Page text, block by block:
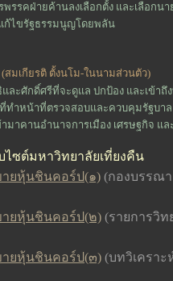
รรคฝ่ายค้านลงเลือกตั้ง และเลือกน
ก้ไขรัฐธรรมนูญโดยพลัน
(สมเกียรติ ตั้งนโม-ในนามส่วนตัว)
ะศักดิ์ศรีที่จะดูแล ปกป้อง และเข้าถึ
ทำหน้าที่ตรวจสอบและควบคุมรัฐบา
มาคานอำนาจการเมือง เศรษฐกิจ
ไซต์มหาวิทยาลัยเที่ยงคืน
ายหุ้นชินคอร์ป(๑) (กองบรรณ
ายหุ้นชินคอร์ป(๒) (รายการวิ
ายหุ้นชินคอร์ป(๓) (บทวิเคราะ